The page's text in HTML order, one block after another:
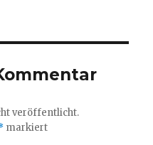
veröffentlicht.
markiert